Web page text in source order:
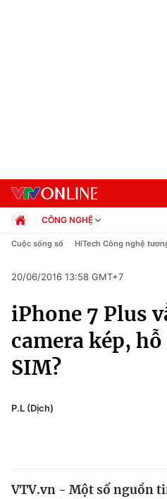
Chính trị
Xã hội
Pháp luật
Thế giới
CÔNG NGHỆ
Chính trị
Pháp luật
Thể thao
Truyền hình
Văn hóa - Giải trí
Y tế
Công nghệ
Cuộc sống số HiTech Công nghệ
20/06/2016 13:58 GMT+7
iPhone 7 Plus
camera kép,
SIM?
P.L (Dịch)
VTV.vn - Một số nguồn